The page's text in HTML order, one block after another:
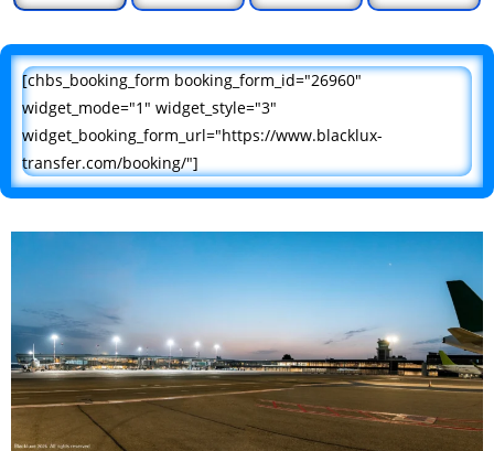
[chbs_booking_form booking_form_id="26960"
widget_mode="1" widget_style="3"
widget_booking_form_url="https://www.blacklux-
transfer.com/booking/"]